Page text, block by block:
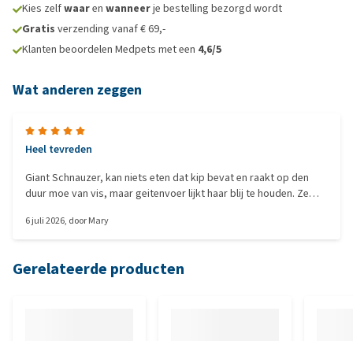
Kies zelfwaaren wanneerje bestelling bezorgd wordt
Gratis verzending vanaf € 69,-
Klanten beoordelen Medpets met een 4,6/5
Wat anderen zeggen
Heel tevreden
Giant Schnauzer, kan niets eten dat kip bevat en raakt op den
duur moe van vis, maar geitenvoer lijkt haar blij te houden. Ze
wat rundergehakt/sardientjes of ander eiwit dat ik heb, plus een
6 juli 2026, doorMary
Gerelateerde producten